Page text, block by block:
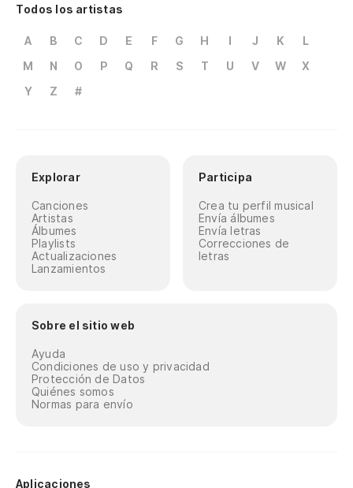
Todos los artistas
A B C D E F G H I J K
L
M
N O P Q R S T U V W
X
Y
Z #
Explorar
Canciones
Artistas
Álbumes
Playlists
Actualizaciones
Lanzamientos
Participa
Crea tu perfil musical
Envía álbumes
Envía letras
Correcciones de
letras
Sobre el sitio web
Ayuda
Condiciones de uso y privacidad
Protección de Datos
Quiénes somos
Normas para envío
Aplicaciones